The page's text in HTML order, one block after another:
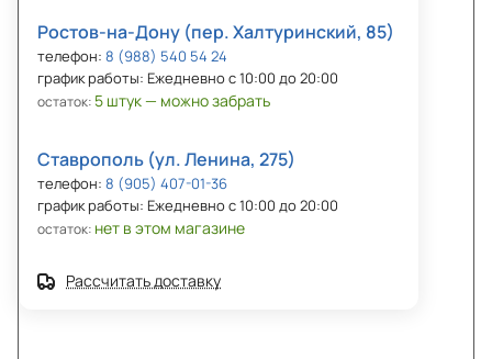
Ростов-на-Дону (пер. Халтуринский, 85)
телефон: 8 (988) 540 54 24
график работы: Ежедневно с 10:00 до 20:00
остаток: 5 штук — можно забрать
Ставрополь (ул. Ленина, 275)
телефон: 8 (905) 407-01-36
график работы: Ежедневно с 10:00 до 20:00
остаток: нет в этом магазине
Рассчитать доставку